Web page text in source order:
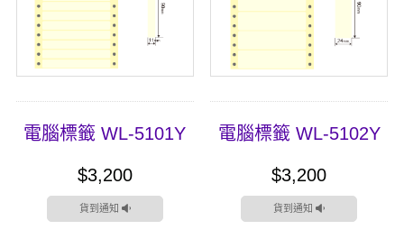
電腦標籤 WL-5101Y
$3,200
貨到通知
電腦標籤 WL-5102Y
$3,200
貨到通知